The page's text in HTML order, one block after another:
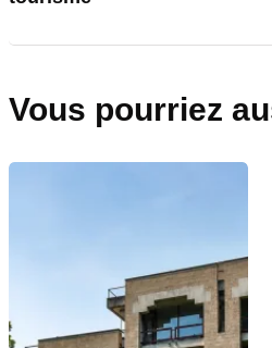
Vous pourriez